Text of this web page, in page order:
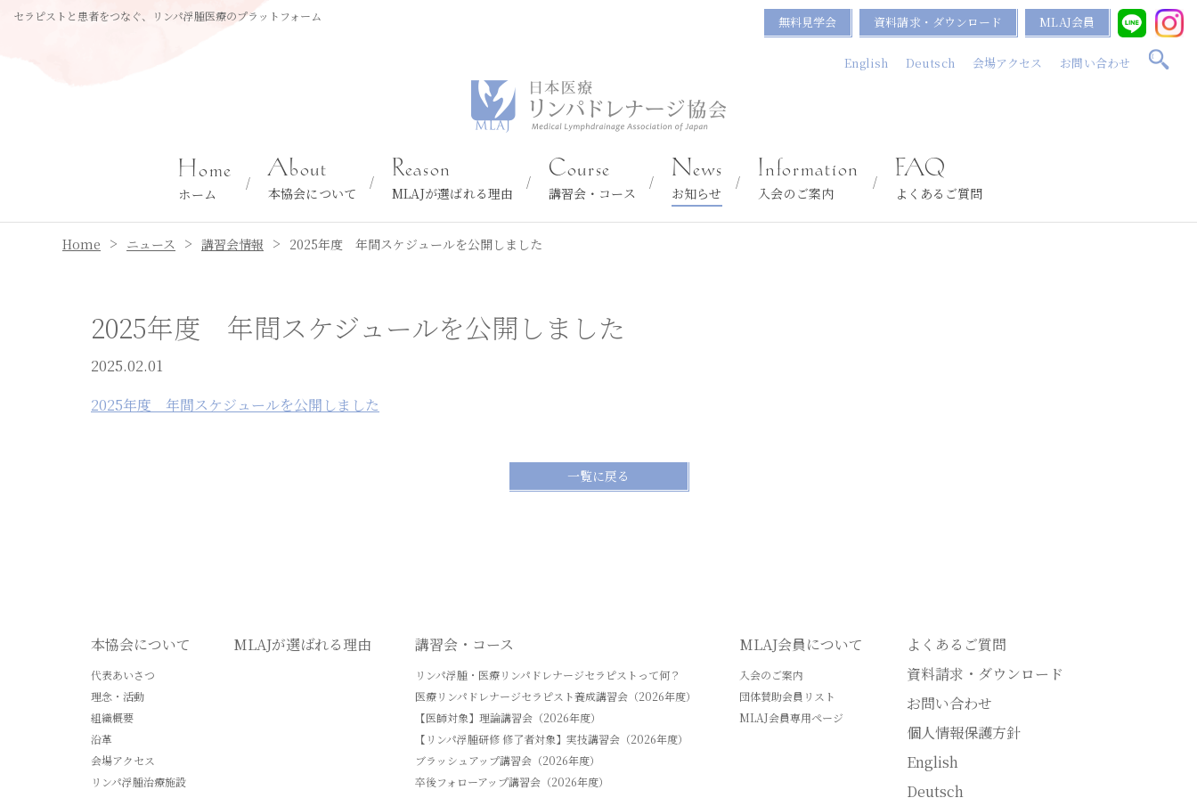
セラピストと患者をつなぐ、リンパ浮腫医療のプラットフォーム 無料見学会 資料請求・ダウンロード MLAJ会員
English Deutsch 会場アクセス お問い合わせ
ホーム
Home
本協会について
About
MLAJが選ばれる理由
Reason
講習会・コース
Course
お知らせ
News
入会のご案内
Information
よくあるご質問
FAQ
Home > ニュース > 講習会情報 > 2025年度 年間スケジュールを公開しました
2025年度 年間スケジュールを公開しました
2025.02.01
2025年度 年間スケジュールを公開しました
一覧に戻る
本協会について
代表あいさつ
理念・活動
組織概要
沿革
会場アクセス
リンパ浮腫治療施設
MLAJが選ばれる理由 講習会・コース
リンパ浮腫・医療リンパドレナージセラピストって何？
医療リンパドレナージセラピスト養成講習会（2026年度）
【医師対象】理論講習会（2026年度）
【リンパ浮腫研修 修了者対象】実技講習会（2026年度）
ブラッシュアップ講習会（2026年度）
卒後フォローアップ講習会（2026年度）
MLAJ会員について
入会のご案内
団体賛助会員リスト
MLAJ会員専用ページ
よくあるご質問
資料請求・ダウンロード
お問い合わせ
個人情報保護方針
English
Deutsch